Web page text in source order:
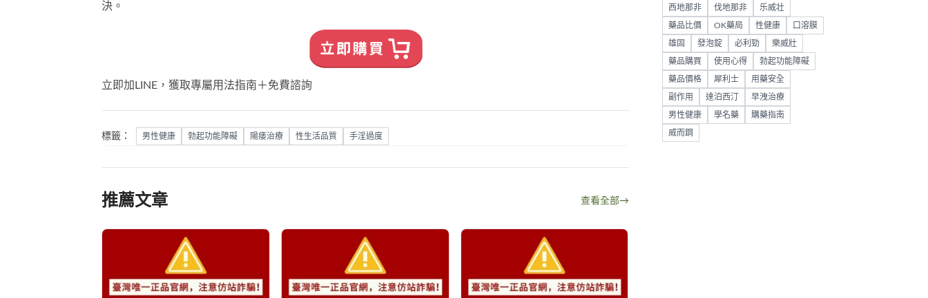
決。
立即加LINE，獲取專屬用法指南＋免費諮詢
標籤： 男性健康 勃起功能障礙 陽痿治療 性生活品質 手淫過度
推薦文章 查看全部→
西地那非 伐地那非 乐威壮
藥品比價 OK藥局 性健康 口溶膜
雄固 發泡錠 必利勁 樂威壯
藥品購買 使用心得 勃起功能障礙
藥品價格 犀利士 用藥安全
副作用 達泊西汀 早洩治療
男性健康 學名藥 購藥指南
威而鋼